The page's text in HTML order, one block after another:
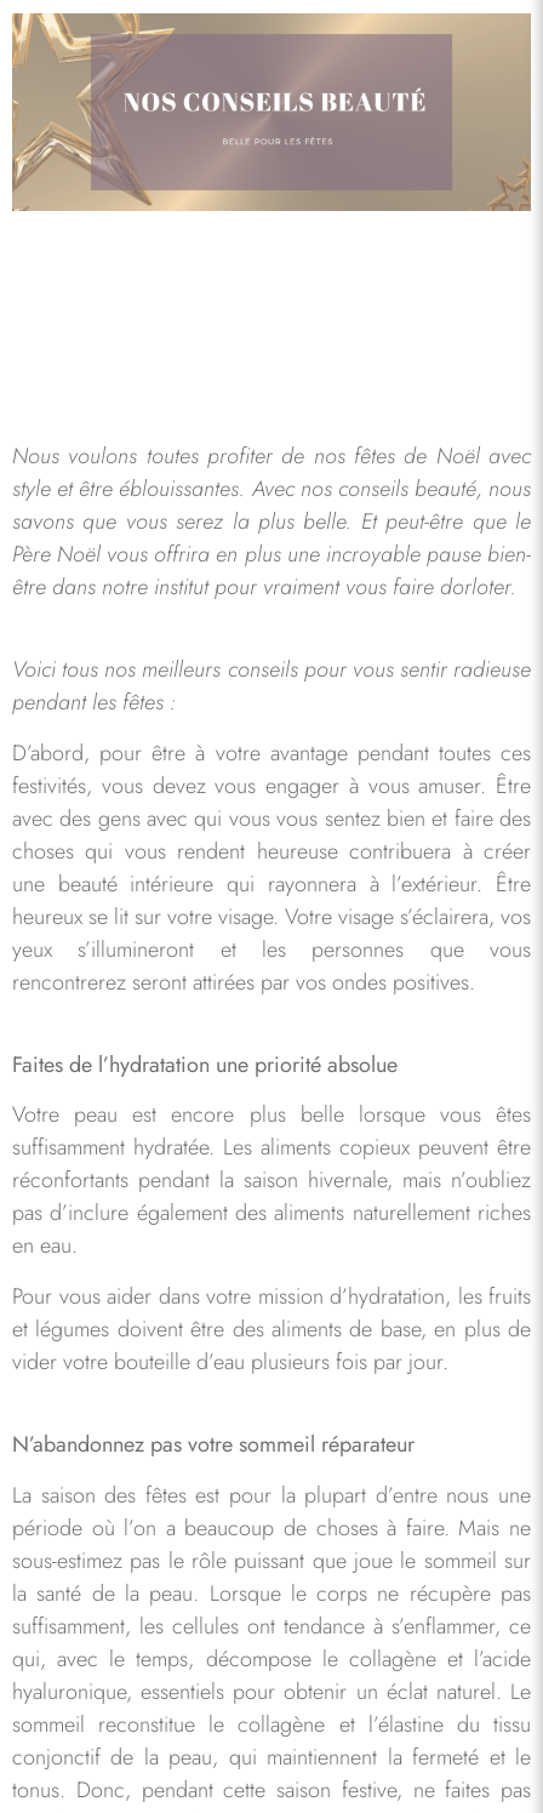
Nous voulons toutes profiter de nos fêtes de Noël avec
style et être éblouissantes. Avec nos conseils beauté, nous
savons que vous serez la plus belle. Et peut-être que le
Père Noël vous offrira en plus une incroyable pause bien-
être dans notre institut pour vraiment vous faire dorloter.
Voici tous nos meilleurs conseils pour vous sentir radieuse
pendant les fêtes :
D’abord, pour être à votre avantage pendant toutes ces
festivités, vous devez vous engager à vous amuser. Être
avec des gens avec qui vous vous sentez bien et faire des
choses qui vous rendent heureuse contribuera à créer
une beauté intérieure qui rayonnera à l’extérieur. Être
heureux se lit sur votre visage. Votre visage s’éclairera, vos
yeux s’illumineront et les personnes que vous
rencontrerez seront attirées par vos ondes positives.
Faites de l’hydratation une priorité absolue
Votre peau est encore plus belle lorsque vous êtes
suffisamment hydratée. Les aliments copieux peuvent être
réconfortants pendant la saison hivernale, mais n’oubliez
pas d’inclure également des aliments naturellement riches
en eau.
Pour vous aider dans votre mission d’hydratation, les fruits
et légumes doivent être des aliments de base, en plus de
vider votre bouteille d’eau plusieurs fois par jour.
N’abandonnez pas votre sommeil réparateur
La saison des fêtes est pour la plupart d’entre nous une
période où l’on a beaucoup de choses à faire. Mais ne
sous-estimez pas le rôle puissant que joue le sommeil sur
la santé de la peau. Lorsque le corps ne récupère pas
suffisamment, les cellules ont tendance à s’enflammer, ce
qui, avec le temps, décompose le collagène et l’acide
hyaluronique, essentiels pour obtenir un éclat naturel. Le
sommeil reconstitue le collagène et l’élastine du tissu
conjonctif de la peau, qui maintiennent la fermeté et le
tonus. Donc, pendant cette saison festive, ne faites pas